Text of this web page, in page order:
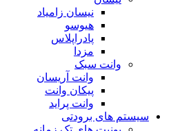
نیسان زامیاد
هیوسو
پادراپلاس
مزدا
وانت سبک
وانت آریسان
پیکان وانت
وانت پراید
سیستم های برودتی